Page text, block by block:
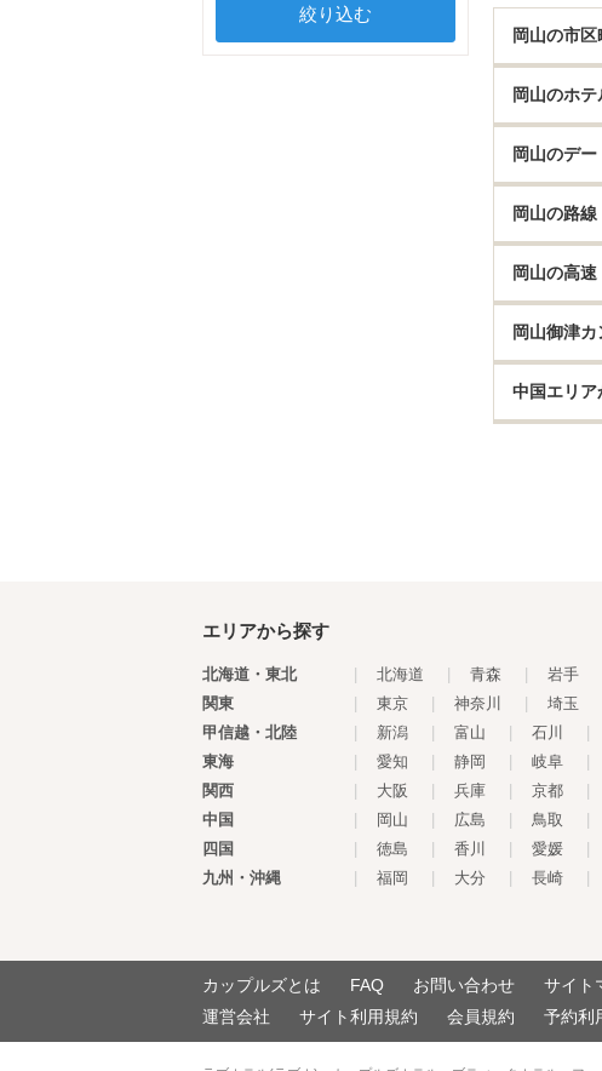
岡山の市
岡山のホ
岡山のデ
岡山の路
岡山の高
岡山御津
中国エリア
エリアから探す
北海道・東北 北海道 青森 岩手
関東
東京 神奈川 埼玉
甲信越・北陸
新潟 富山 石川
東海
愛知 静岡 岐阜
関西
大阪 兵庫 京都
中国
岡山 広島 鳥取
四国
徳島 香川 愛媛
九州・沖縄
福岡 大分 長崎
カップルズとは FAQ お問い合わせ サイト
運営会社
サイト利用規約 会員規約 予約利